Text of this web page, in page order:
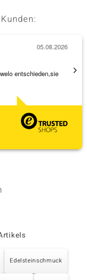
entschieden,sie
05.08.2026
Edelsteinschmuck